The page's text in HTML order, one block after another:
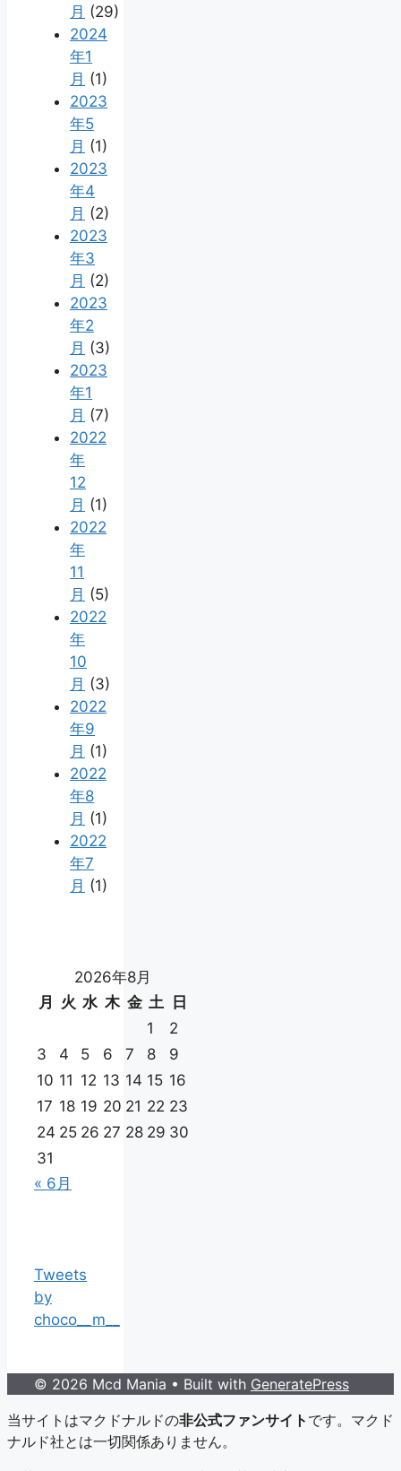
月 (29)
2024
年1
月 (1)
2023
年5
月 (1)
2023
年4
月 (2)
2023
年3
月 (2)
2023
年2
月 (3)
2023
年1
月 (7)
2022
年
12
月 (1)
2022
年
11
月 (5)
2022
年
10
月 (3)
2022
年9
月 (1)
2022
年8
月 (1)
2022
年7
月 (1)
2026年8月
月
火 水 木 金 土
日
1
2
3
4 5 6 7 8
9
10 11 12 13 14 15 16
17 18 19 20 21 22 23
24 25 26 27 28 29 30
31
« 6月
Tweets
by
choco__m__
© 2026 Mcd Mania • Built with GeneratePress
当サイトはマクドナルドの非公式ファンサイト です。マクド
ナルド社とは一切関係ありません。